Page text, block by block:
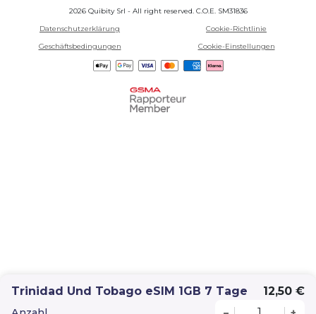
Trinidad Und Tobago eSIM 1GB 7 Tage 12,50 €
2026 Quibity Srl - All right reserved. C.O.E. SM31836
Datenschutzerklärung
Cookie-Richtlinie
Geschäftsbedingungen
Cookie-Einstellungen